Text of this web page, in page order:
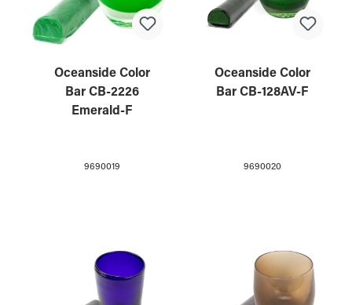
Oceanside Color
Bar CB-2226
Emerald-F
9690019
Oceanside Color
Bar CB-128AV-F
9690020